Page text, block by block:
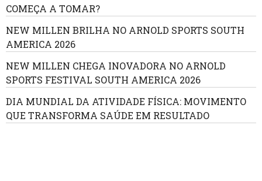
COMEÇA A TOMAR?
NEW MILLEN BRILHA NO ARNOLD SPORTS SOUTH
AMERICA 2026
NEW MILLEN CHEGA INOVADORA NO ARNOLD
SPORTS FESTIVAL SOUTH AMERICA 2026
DIA MUNDIAL DA ATIVIDADE FÍSICA: MOVIMENTO
QUE TRANSFORMA SAÚDE EM RESULTADO